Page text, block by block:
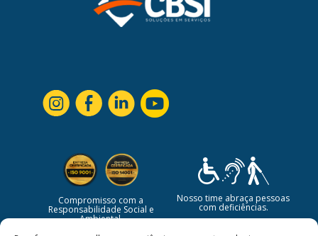
Compromisso com a
Responsabilidade Social e
Ambiental.
Nosso time abraça pessoas
com deficiências.